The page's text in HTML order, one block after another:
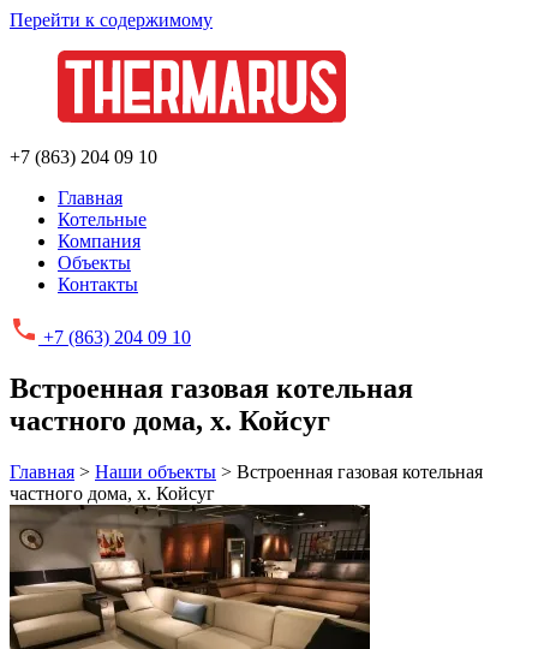
Перейти к содержимому
+7 (863) 204 09 10
Главная
Котельные
Компания
Объекты
Контакты
+7 (863) 204 09 10
Встроенная газовая котельная
частного дома, х. Койсуг
Главная > Наши объекты > Встроенная газовая котельная
частного дома, х. Койсуг